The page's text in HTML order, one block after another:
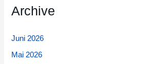
Archive
Juni 2026
Mai 2026